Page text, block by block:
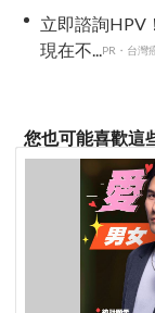
立即諮詢HPV
現在不...PR・台灣
您也可能喜歡這